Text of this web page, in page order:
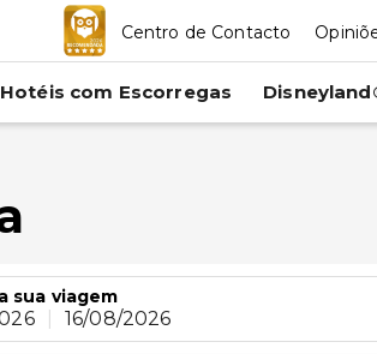
Centro de Contacto
Hotéis com Escorregas
sua viagem
16/08/2026